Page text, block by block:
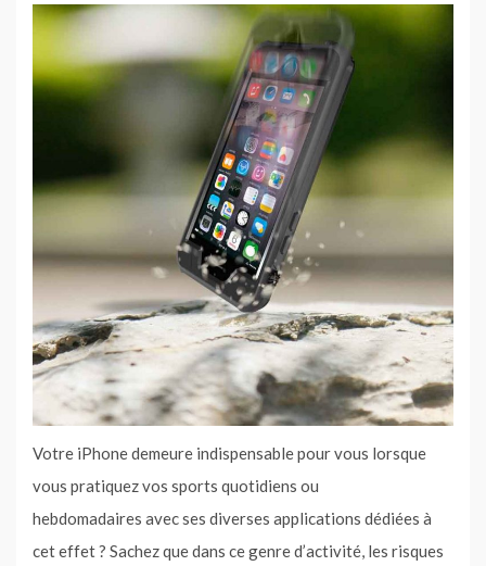
Votre iPhone demeure indispensable pour vous lorsque
vous pratiquez vos sports quotidiens ou
hebdomadaires avec ses diverses applications dédiées à
cet effet ? Sachez que dans ce genre d’activité, les risques